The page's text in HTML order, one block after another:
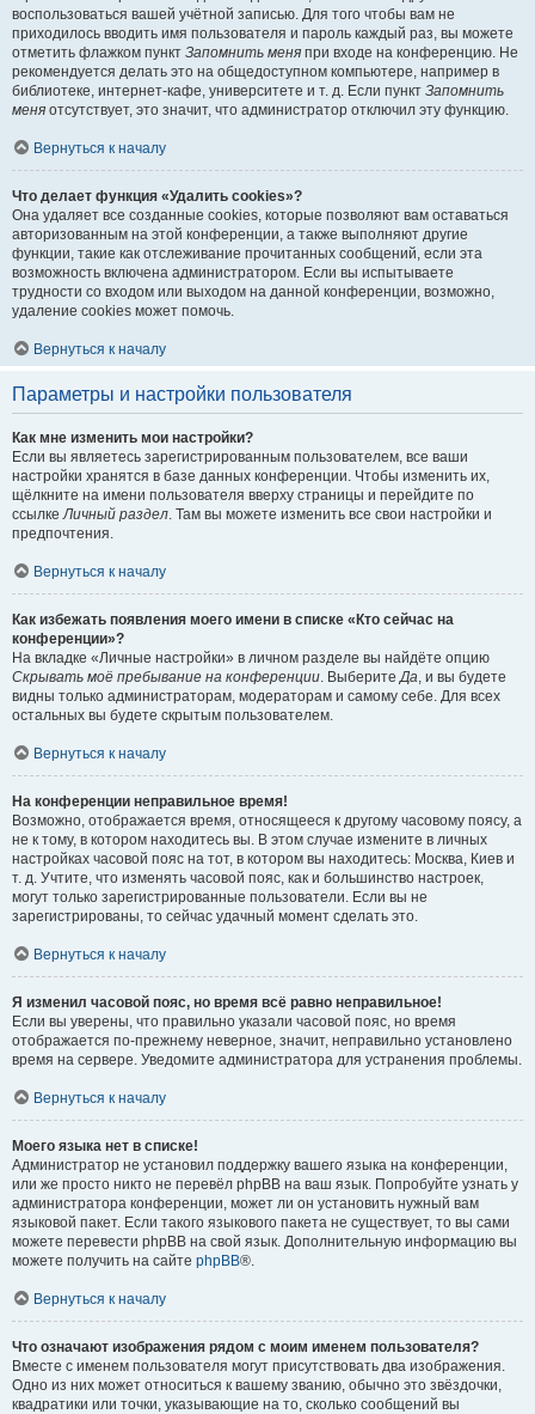
воспользоваться вашей учётной записью. Для того чтобы вам не
приходилось вводить имя пользователя и пароль каждый раз, вы можете
отметить флажком пункт Запомнить меня при входе на конференцию. Не
рекомендуется делать это на общедоступном компьютере, например в
библиотеке, интернет-кафе, университете и т. д. Если пункт Запомнить
меня отсутствует, это значит, что администратор отключил эту функцию.
Вернуться к началу
Что делает функция «Удалить cookies»?
Она удаляет все созданные cookies, которые позволяют вам оставаться
авторизованным на этой конференции, а также выполняют другие
функции, такие как отслеживание прочитанных сообщений, если эта
возможность включена администратором. Если вы испытываете
трудности со входом или выходом на данной конференции, возможно,
удаление cookies может помочь.
Вернуться к началу
Параметры и настройки пользователя
Как мне изменить мои настройки?
Если вы являетесь зарегистрированным пользователем, все ваши
настройки хранятся в базе данных конференции. Чтобы изменить их,
щёлкните на имени пользователя вверху страницы и перейдите по
ссылкеЛичный раздел. Там вы можете изменить все свои настройки и
предпочтения.
Вернуться к началу
Как избежать появления моего имени в списке «Кто сейчас на
конференции»?
На вкладке «Личные настройки» в личном разделе вы найдёте опцию
Скрывать моё пребывание на конференции. ВыберитеДа, и вы будете
видны только администраторам, модераторам и самому себе. Для всех
остальных вы будете скрытым пользователем.
Вернуться к началу
На конференции неправильное время!
Возможно, отображается время, относящееся к другому часовому поясу, а
не к тому, в котором находитесь вы. В этом случае измените в личных
настройках часовой пояс на тот, в котором вы находитесь: Москва, Киев и
т. д. Учтите, что изменять часовой пояс, как и большинство настроек,
могут только зарегистрированные пользователи. Если вы не
зарегистрированы, то сейчас удачный момент сделать это.
Вернуться к началу
Я изменил часовой пояс, но время всё равно неправильное!
Если вы уверены, что правильно указали часовой пояс, но время
отображается по-прежнему неверное, значит, неправильно установлено
время на сервере. Уведомите администратора для устранения проблемы.
Вернуться к началу
Моего языка нет в списке!
Администратор не установил поддержку вашего языка на конференции,
или же просто никто не перевёл phpBB на ваш язык. Попробуйте узнать у
администратора конференции, может ли он установить нужный вам
языковой пакет. Если такого языкового пакета не существует, то вы сами
можете перевести phpBB на свой язык. Дополнительную информацию вы
можете получить на сайте phpBB®.
Вернуться к началу
Что означают изображения рядом с моим именем пользователя?
Вместе с именем пользователя могут присутствовать два изображения.
Одно из них может относиться к вашему званию, обычно это звёздочки,
квадратики или точки, указывающие на то, сколько сообщений вы